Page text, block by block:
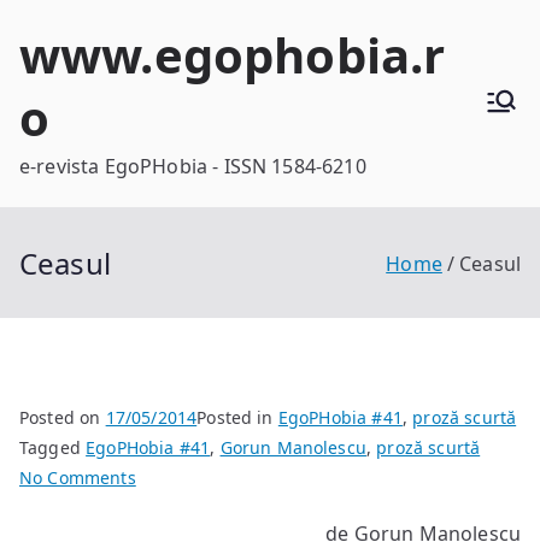
www.egophobia.r
o
e-revista EgoPHobia - ISSN 1584-6210
Ceasul Home Ceasul
Posted on 17/05/2014Posted in EgoPHobia #41 , proză scurtă
Tagged EgoPHobia #41 , Gorun Manolescu, proză scurtă
No Commentson
de Gorun Manolescu